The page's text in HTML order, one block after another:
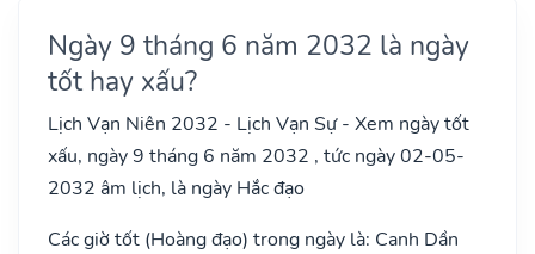
Ngày 9 tháng 6 năm 2032 là ngày
tốt hay xấu?
Lịch Vạn Niên 2032 - Lịch Vạn Sự - Xem ngày tốt
xấu, ngày 9 tháng 6 năm 2032 , tức ngày 02-05-
2032 âm lịch, là ngày Hắc đạo
Các giờ tốt (Hoàng đạo) trong ngày là: Canh Dần